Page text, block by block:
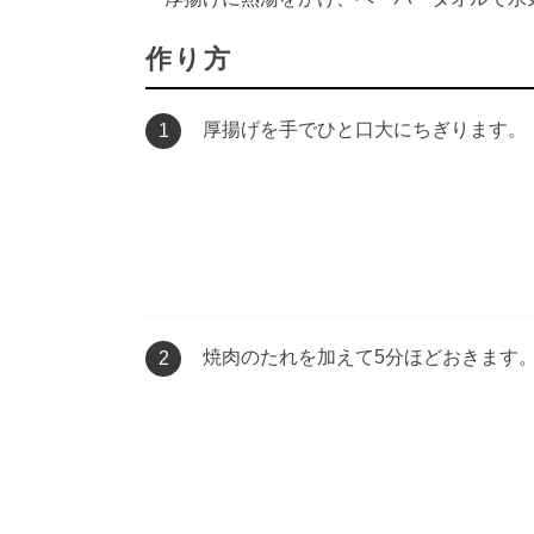
作り方
1 厚揚げを手でひと口大にちぎります。
2 焼肉のたれを加えて5分ほどおきます